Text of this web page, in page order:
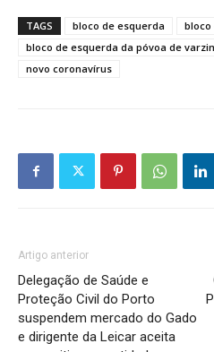
TAGS bloco de esquerda
bloco
bloco de esquerda da póvoa de
novo coronavírus
Artigo anterior
Delegação de Saúde e
Proteção Civil do Porto
suspendem mercado do Gado
e dirigente da Leicar aceita